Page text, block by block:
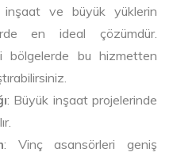
ve büyük yüklerin
en ideal çözümdür.
bölgelerde bu hizmetten
: Büyük inşaat projelerinde
: Vinç asansörleri geniş